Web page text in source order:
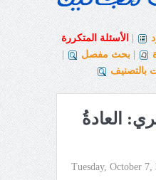
الأسئلة المتكررة
بحث مفصل
بالتصنيف
العادةُ
Tuesday, October 7,